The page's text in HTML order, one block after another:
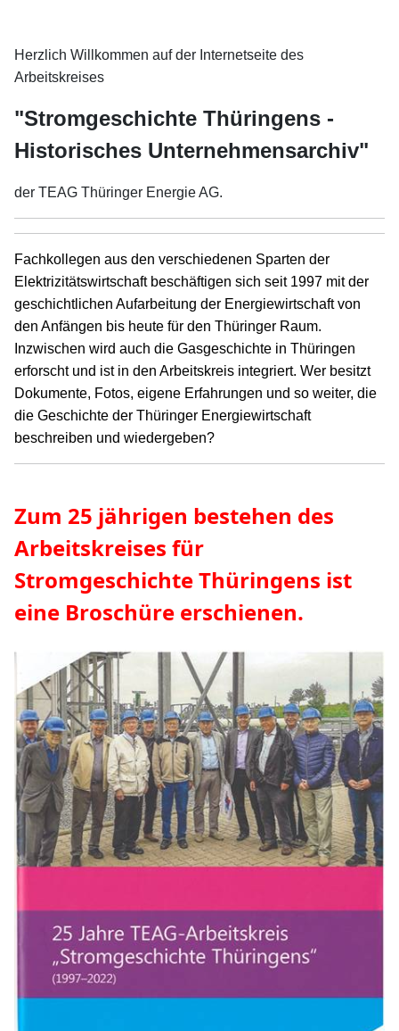
Herzlich Willkommen auf der Internetseite des
Arbeitskreises
"Stromgeschichte Thüringens -
Historisches Unternehmensarchiv"
der TEAG Thüringer Energie AG.
Fachkollegen aus den verschiedenen Sparten der
Elektrizitätswirtschaft beschäftigen sich seit 1997 mit der
geschichtlichen Aufarbeitung der Energiewirtschaft von
den Anfängen bis heute für den Thüringer Raum.
Inzwischen wird auch die Gasgeschichte in Thüringen
erforscht und ist in den Arbeitskreis integriert. Wer besitzt
Dokumente, Fotos, eigene Erfahrungen und so weiter, die
die Geschichte der Thüringer Energiewirtschaft
beschreiben und wiedergeben?
Zum 25 jährigen bestehen des
Arbeitskreises für
Stromgeschichte Thüringens ist
eine Broschüre erschienen.